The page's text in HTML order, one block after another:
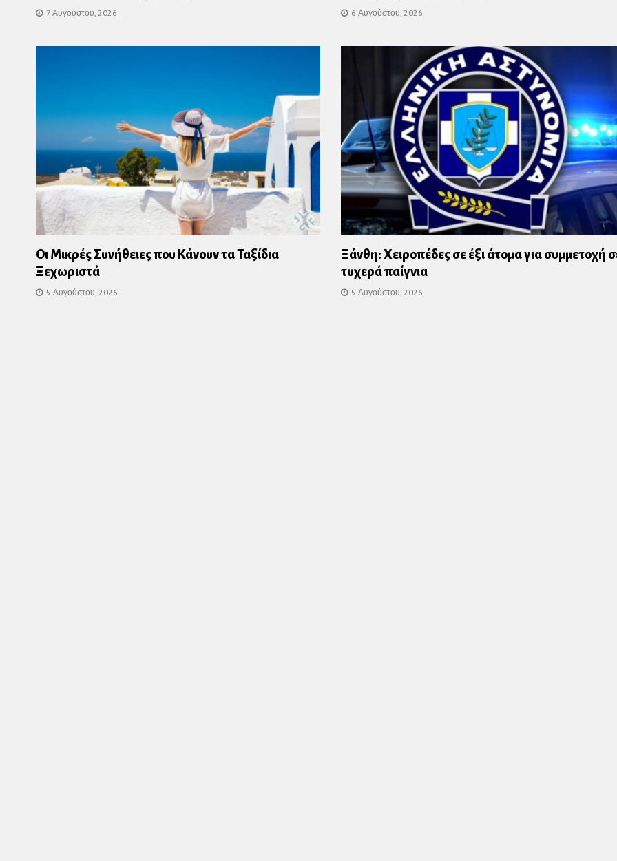
7 Αυγούστου, 2026 6 Αυγούστου, 2026
Οι Μικρές Συνήθειες που Κάνουν τα Ταξίδια
Ξεχωριστά
5 Αυγούστου, 2026
Ξάνθη: Χειροπέδες σε έξι άτομα για συμμετοχή
τυχερά παίγνια
5 Αυγούστου, 2026